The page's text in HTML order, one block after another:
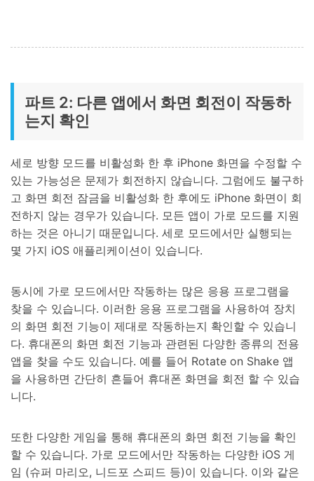
파트 2: 다른 앱에서 화면 회전이 작동하
는지 확인
세로 방향 모드를 비활성화 한 후 iPhone 화면을 수정할 수
있는 가능성은 문제가 회전하지 않습니다. 그럼에도 불구하
고 화면 회전 잠금을 비활성화 한 후에도 iPhone 화면이 회
전하지 않는 경우가 있습니다. 모든 앱이 가로 모드를 지원
하는 것은 아니기 때문입니다. 세로 모드에서만 실행되는
몇 가지 iOS 애플리케이션이 있습니다.
동시에 가로 모드에서만 작동하는 많은 응용 프로그램을
찾을 수 있습니다. 이러한 응용 프로그램을 사용하여 장치
의 화면 회전 기능이 제대로 작동하는지 확인할 수 있습니
다. 휴대폰의 화면 회전 기능과 관련된 다양한 종류의 전용
앱을 찾을 수도 있습니다. 예를 들어 Rotate on Shake 앱
을 사용하면 간단히 흔들어 휴대폰 화면을 회전 할 수 있습
니다.
또한 다양한 게임을 통해 휴대폰의 화면 회전 기능을 확인
할 수 있습니다. 가로 모드에서만 작동하는 다양한 iOS 게
임 (슈퍼 마리오, 니드포 스피드 등)이 있습니다. 이와 같은